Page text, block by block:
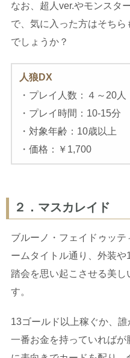
なお、超人ver.やモンスタ
で、気に入った方はそち
でしょうか？
人狼 DX
・プレイ人数：４～20人
・プレイ時間：10-15分
・対象年齢：10歳以上
・価格：￥1,700
２．マスカレイド
ブルーノ・フェイドゥッ
ームタイトル通り、外装
踏会を思い起こさせる美し
す。
13ゴールド以上稼ぐか、
一番お金を持っていれば